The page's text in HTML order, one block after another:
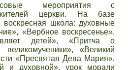
мероприятия с
церкви. На базе
воскресная школа: духовные
«Вербное воскресенье»,
детей», «Притча о
«Великий
«Пресвятая Дева Мария»,
и духовной», урок морали